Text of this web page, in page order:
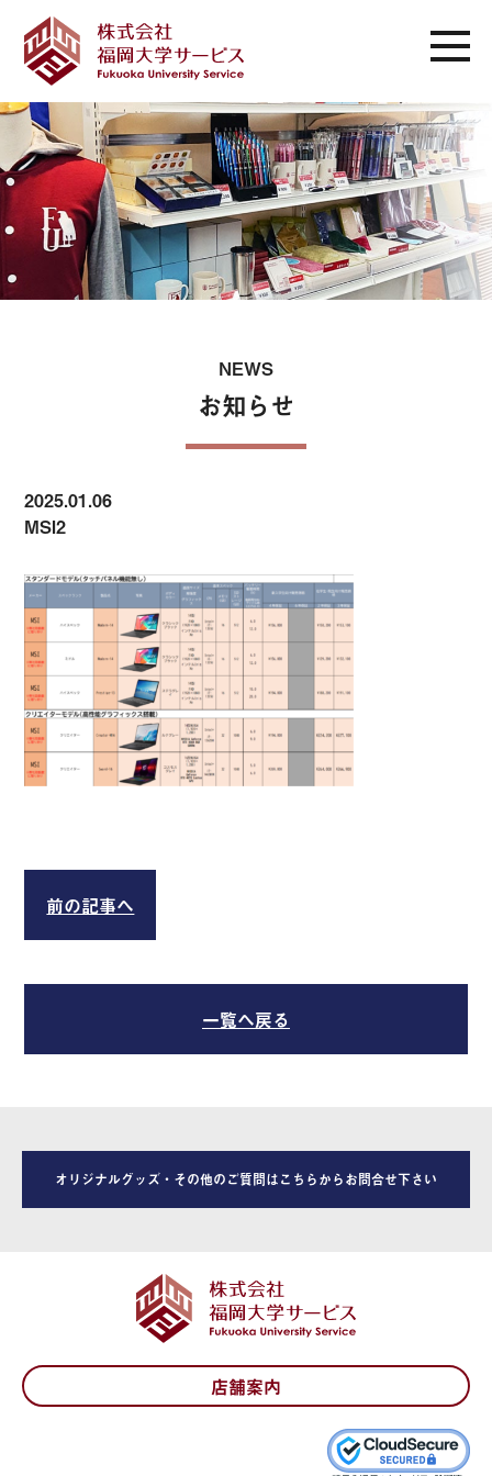
NEWS
お知らせ
2025.01.06
MSI2
前の記事へ
一覧へ戻る
オリジナルグッズ・その他のご質問はこちらからお問合せ下さい
店舗案内